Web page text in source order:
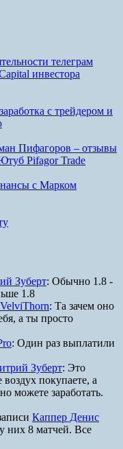
телеграм
инвестора
с трейдером и
Пифагоров – отзывы
Pifagor Trade
с Марком
Зуберт: Обычно 1.8 -
1.8
VelviThorn: Та зачем оно
а ты просто
: Один раз выплатили
Зуберт: Это
покупаете, а
можете заработать.
Каппер Денис
них 8 матчей. Все